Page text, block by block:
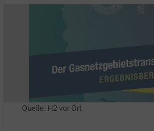
Quelle: H2 vor Ort